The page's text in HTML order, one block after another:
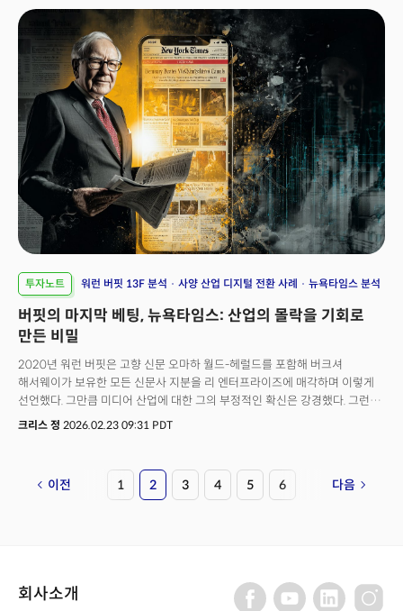
돌파하며 11월 이후 최고치를 기록했고 여전히 20 위에서 거래되며 흔들림이
계속 유지될 것임을 예고하고 있다. 원인은 지정학적 리스크지만 이번에는
일시적인 '이벤트'로 치부하기에는 사안이 심각하다. 여전히 월가는 호르무즈
해협 봉쇄라는 지정학적 공포가 원인이라는 해석이지만 동시에 이를 일시적인
단기 이벤트로 인식하고 있다. 글로벌 투자은행 골드만삭스가 호르무즈
해협의 봉쇄가 몇 일 만에 풀려 곧 정상화될 것이란 전망을 제시한 것이
대표적인 예다. 이들의 의견이 틀린 것은 아니지만 맞다고 할 수도 없다. 수면
아래의 구조적 문제가 이미 쌓여왔기 때문이다. 이번 사태는 트리거가
되었을뿐이다. 거시적으로 볼 것도 없다. 파생상품 시장의 미시적 구조만 봐도
시장은 뇌관이 당겨지기를 기다리고 있던 폭탄이었다. 호르무즈는 불꽃이었을
뿐, 이미 화약은 수 개월 전부터 쌓여있었다.
투자노트 워런 버핏 13F 분석 사양 산업 디지털 전환 사례 뉴욕타임스 분석
버핏의 마지막 베팅, 뉴욕타임스: 산업의 몰락을 기회로
만든 비밀
2020년 워런 버핏은 고향 신문 오마하 월드-헤럴드를 포함해 버크셔
해서웨이가 보유한 모든 신문사 지분을 리 엔터프라이즈에 매각하며 이렇게
선언했다. 그만큼 미디어 산업에 대한 그의 부정적인 확신은 강경했다. 그런
그가 2025년 4분기, 뉴욕타임스(NYT)를 그의 찬란했던 투자 인생을
변심이라고 해야할까, 아니면 자기 모순이라고 해석해야 할까?사실 버핏이
2020년에 판 것과 2025년에 산 것은 '뉴스'라는 공통된 이름만 공유할 뿐,
월스트리트저널과 같은 전국구 브랜드는 예외가 될 수 있다"고 단서를 달은바
있다. 그렇다면 버핏은 왜 그의 마지막 거래로 뉴욕타임스를 낙점했을까?
크리스 정 2026.02.23 09:31 PDT
이전 1 2 3 4 5 6 다음
회사소개